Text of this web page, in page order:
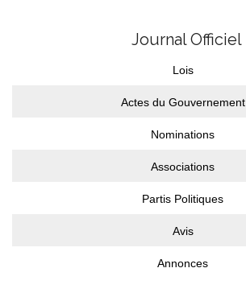
Journal Officiel
Lois
Actes du Gouvernement
Nominations
Associations
Partis Politiques
Avis
Annonces